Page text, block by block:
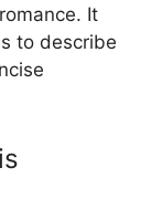
It
to describe